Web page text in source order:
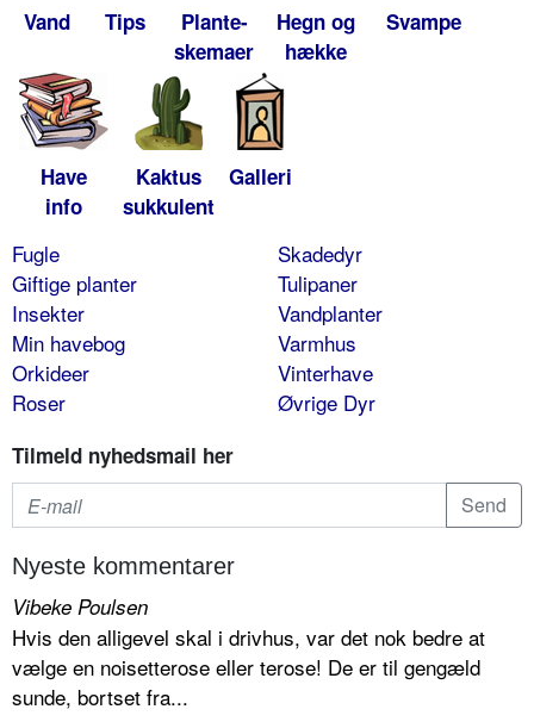
Vand Tips
Plante-
skemaer
Hegn og
hække
Svampe
Have
info
Kaktus
sukkulent
Galleri
Fugle
Giftige planter
Insekter
Min havebog
Orkideer
Roser
Skadedyr
Tulipaner
Vandplanter
Varmhus
Vinterhave
Øvrige Dyr
Tilmeld nyhedsmail her
Nyeste kommentarer
Vibeke Poulsen
Hvis den alligevel skal i drivhus, var det nok bedre at
vælge en noisetterose eller terose! De er til gengæld
sunde, bortset fra...